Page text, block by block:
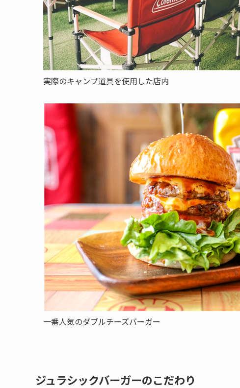
実際のキャンプ道具を使用した店内
一番人気のダブルチーズバーガー
ジュラシックバーガーのこだわり